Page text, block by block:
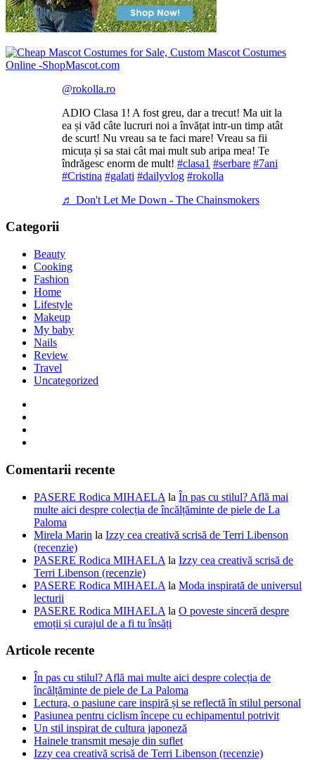
@rokolla.ro
ADIO Clasa 1! A fost greu, dar a trecut! Ma uit la
ea și văd câte lucruri noi a învățat intr-un timp atât
de scurt! Nu vreau sa te faci mare! Vreau sa fii
micuța și sa stai cât mai mult sub aripa mea! Te
îndrăgesc enorm de mult! #clasa1 #serbare #7ani
#Cristina #galati #dailyvlog #rokolla
♬ Don't Let Me Down - The Chainsmokers
Categorii
Beauty
Cooking
Fashion
Home
Lifestyle
Makeup
My baby
Nails
Review
Travel
Uncategorized
Comentarii recente
PASERE Rodica MIHAELA la În pas cu stilul? Află mai
multe aici despre colecția de încălțăminte de piele de La
Paloma
Mirela Marin la Izzy cea creativă scrisă de Terri Libenson
(recenzie)
PASERE Rodica MIHAELA la Izzy cea creativă scrisă de
Terri Libenson (recenzie)
PASERE Rodica MIHAELA la Moda inspirată de universul
lecturii
PASERE Rodica MIHAELA la O poveste sinceră despre
emoții și curajul de a fi tu însăți
Articole recente
În pas cu stilul? Află mai multe aici despre colecția de
încălțăminte de piele de La Paloma
Lectura, o pasiune care inspiră și se reflectă în stilul personal
Pasiunea pentru ciclism începe cu echipamentul potrivit
Un stil inspirat de cultura japoneză
Hainele transmit mesaje din suflet
Izzy cea creativă scrisă de Terri Libenson (recenzie)